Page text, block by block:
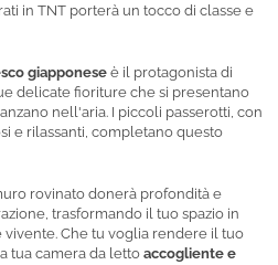
in TNT porterà un tocco di classe e
giapponese è il protagonista di
delicate fioriture che si presentano
nell'aria. I piccoli passerotti, con
e rilassanti, completano questo
rovinato donerà profondità e
trasformando il tuo spazio in
Che tu voglia rendere il tuo
tua camera da letto accogliente e